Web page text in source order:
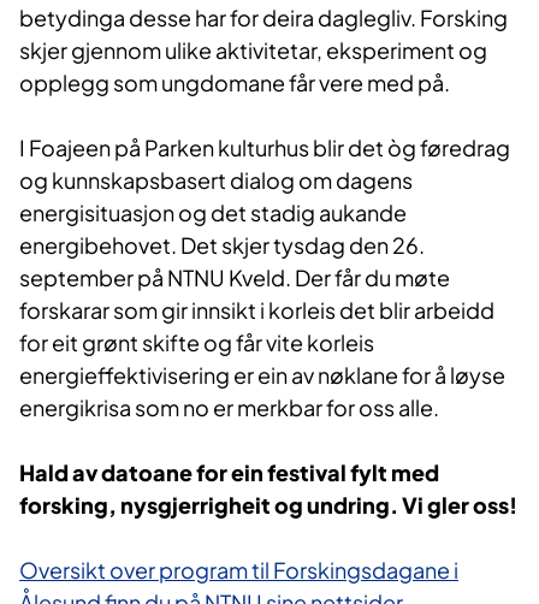
betydinga desse har for deira daglegliv. Forsking
skjer gjennom ulike aktivitetar, eksperiment og
opplegg som ungdomane får vere med på.
I Foajeen på Parken kulturhus blir det òg føredrag
og kunnskapsbasert dialog om dagens
energisituasjon og det stadig aukande
energibehovet. Det skjer tysdag den 26.
september på NTNU Kveld. Der får du møte
forskarar som gir innsikt i korleis det blir arbeidd
for eit grønt skifte og får vite korleis
energieffektivisering er ein av nøklane for å løyse
energikrisa som no er merkbar for oss alle.
Hald av datoane for ein festival fylt med
forsking, nysgjerrigheit og undring. Vi gler oss!
Oversikt over program til Forskingsdagane i